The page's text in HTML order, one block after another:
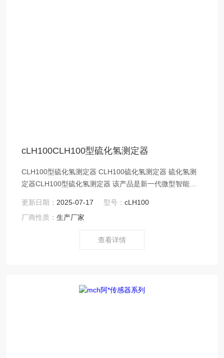
cLH100CLH100型硫化氢测定器
CLH100型硫化氢测定器 CLH100硫化氢测定器 硫化氢测
定器CLH100型硫化氢测定器 该产品是新一代微型智能检
中的硫化氢浓度。具有声光报警，时钟、电压显示，欠压
报警，零点自动跟踪，调校、使用方便等特点。CLH100硫
微控制器智能控制，四位LED显示。体积小、重量轻
更新日期： 2025-07-17 型号：cLH100
厂商性质：生产厂家
查看详情